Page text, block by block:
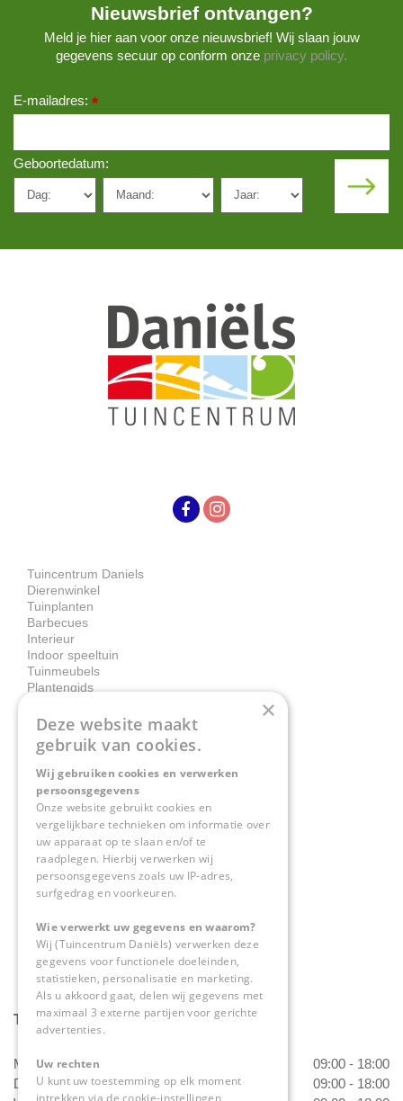
Nieuwsbrief ontvangen?
Meld je hier aan voor onze nieuwsbrief! Wij slaan jouw
gegevens secuur op conform onze privacy policy.
E-mailadres: *
Geboortedatum:
Tuincentrum Daniels
Dierenwinkel
Tuinplanten
Barbecues
Interieur
Indoor speeltuin
Tuinmeubels
Plantengids
Contact
Tuincentrum Daniëls
Herkenbosserweg 4
6063 NL Vlodrop
0475-534298
info@tuincentrumdaniels.nl
Tuincentrum Daniëls
Maandag
09:00 - 18:00
Dinsdag
09:00 - 18:00
×
Deze website maakt
gebruik van cookies.
Wij gebruiken cookies en verwerken
persoonsgegevens
Onze website gebruikt cookies en
vergelijkbare technieken om informatie over
uw apparaat op te slaan en/of te
raadplegen. Hierbij verwerken wij
persoonsgegevens zoals uw IP-adres,
surfgedrag en voorkeuren.
Wie verwerkt uw gegevens en waarom?
Wij (Tuincentrum Daniëls) verwerken deze
gegevens voor functionele doeleinden,
statistieken, personalisatie en marketing.
Als u akkoord gaat, delen wij gegevens met
maximaal 3 externe partijen voor gerichte
advertenties.
Uw rechten
U kunt uw toestemming op elk moment
intrekken via de cookie-instellingen